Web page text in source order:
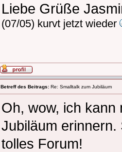
Liebe Grüße
(07/05) kurvt jetzt wieder
Betreff des Beitrags: Re: Smalltalk zum Jubiläum
Oh, wow, ich kann
Jubiläum
tolles Forum!